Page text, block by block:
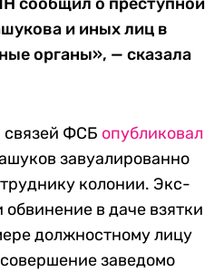
и иных лиц в
органы», — сказала
связей ФСБ опубликовал
завуалированно
колонии. Экс-
в даче взятки
должностному лицу
заведомо